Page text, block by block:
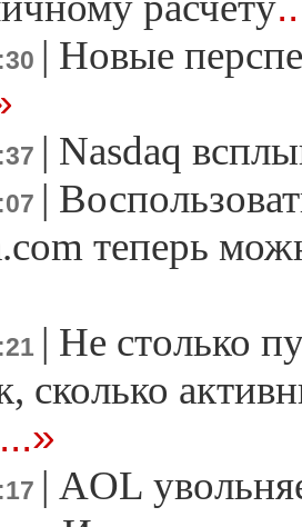
| Новые
| Nasdaq
|
теперь
| Не столько
сколько
...»
| AOL